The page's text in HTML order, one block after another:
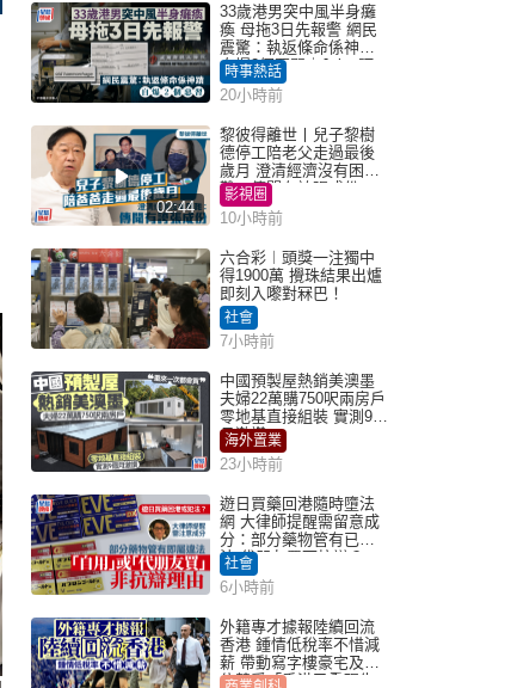
33歲港男突中風半身癱
瘓 母拖3日先報警 網民
震驚：執返條命係神蹟
自爆2個惡習｜Juicy叮
時事熱話
20小時前
02:44
黎彼得離世丨兒子黎樹
德停工陪老父走過最後
歲月 澄清經濟沒有困
難：傳聞有誇張成份
影視圈
10小時前
六合彩︱頭獎一注獨中
得1900萬 攪珠結果出爐
即刻入嚟對冧巴！
社會
7小時前
中國預製屋熱銷美澳墨
夫婦22萬購750呎兩房戶
零地基直接組裝 實測9個
月激讚
海外置業
23小時前
遊日買藥回港隨時墮法
網 大律師提醒需留意成
分：部分藥物管有已違
法 代朋友買可抗辯？
社會
6小時前
外籍專才據報陸續回流
香港 鍾情低稅率不惜減
薪 帶動寫字樓豪宅及學
位競爭「香港已重現生